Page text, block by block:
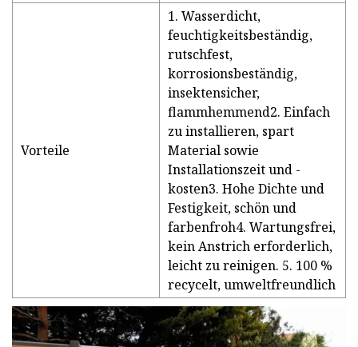
Vorteile
1. Wasserdicht,
feuchtigkeitsbeständig,
rutschfest,
korrosionsbeständig,
insektensicher,
flammhemmend2. Einfach
zu installieren, spart
Material sowie
Installationszeit und -
kosten3. Hohe Dichte und
Festigkeit, schön und
farbenfroh4. Wartungsfrei,
kein Anstrich erforderlich,
leicht zu reinigen. 5. 100 %
recycelt, umweltfreundlich